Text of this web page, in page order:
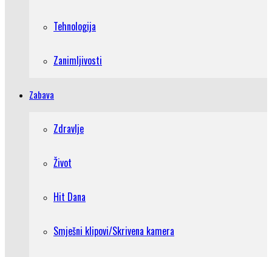
Tehnologija
Zanimljivosti
Zabava
Zdravlje
Život
Hit Dana
Smješni klipovi/Skrivena kamera